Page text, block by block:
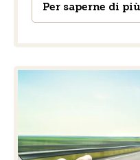
Per saperne di più